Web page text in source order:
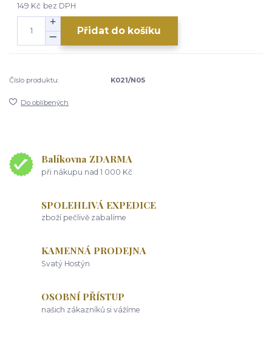
149 Kč bez DPH
Přidat do košíku
Číslo produktu: K021/N05
Do oblíbených
Balíkovna ZDARMA
při nákupu nad 1 000 Kč
SPOLEHLIVÁ EXPEDICE
zboží pečlivě zabalíme
KAMENNÁ PRODEJNA
Svatý Hostýn
OSOBNÍ PŘÍSTUP
našich zákazníků si vážíme